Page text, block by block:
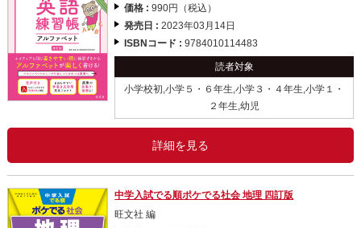
価格 :990円（税込）
発売日 :2023年03月14日
ISBNコード :9784010114483
読者対象
小学校初,小学５・６年生,小学３・４年生,小学１・
２年生,幼児
詳細を見る
中学入試でる順ポケでる社会 地理 四訂版
旺文社 編